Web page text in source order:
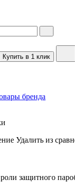
Купить в 1 клик
бренда
Удалить из
защитного